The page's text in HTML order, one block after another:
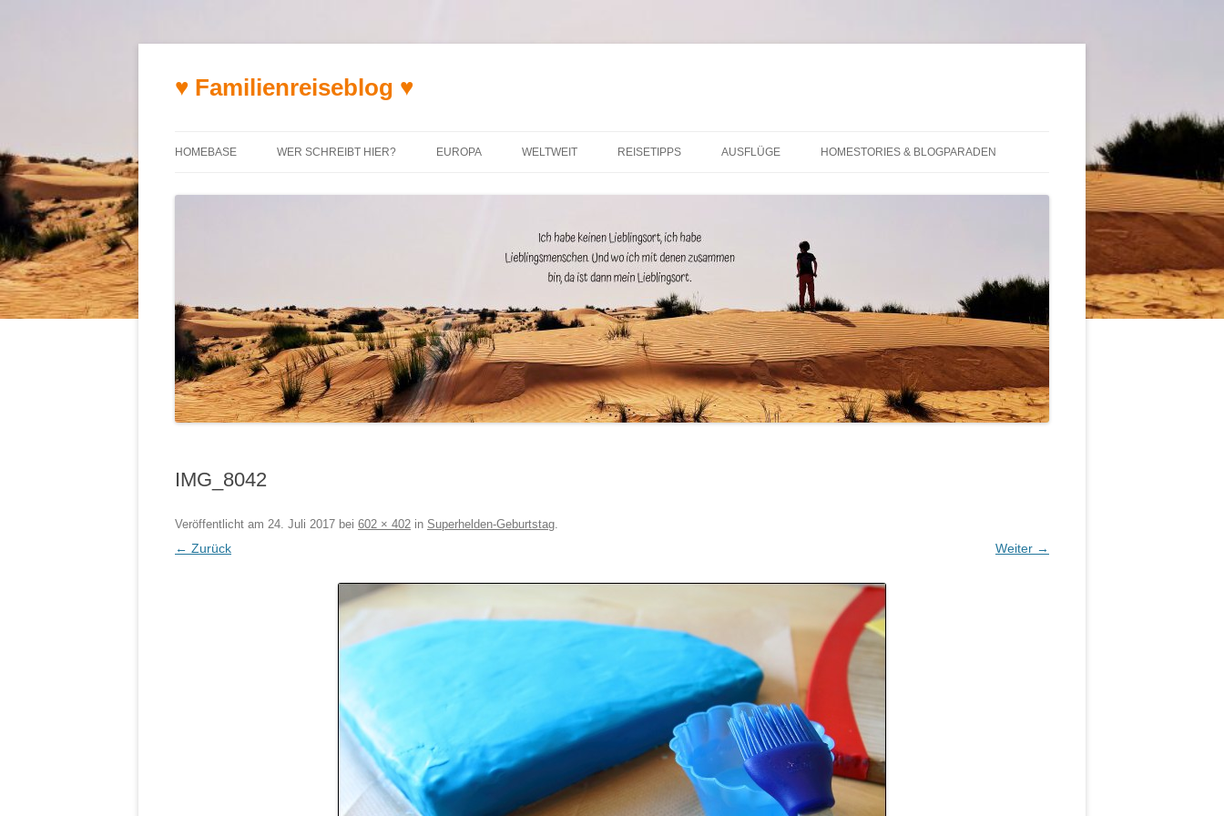
♥ Familienreiseblog ♥
HOMEBASE WER SCHREIBT HIER? EUROPA WELTWEIT REISETIPPS AUSFLÜGE HOMESTORIES & BLOGPARADEN
IMG_8042
Veröffentlicht am 24. Juli 2017 bei 602 × 402 in Superhelden-Geburtstag.
← Zurück Weiter →